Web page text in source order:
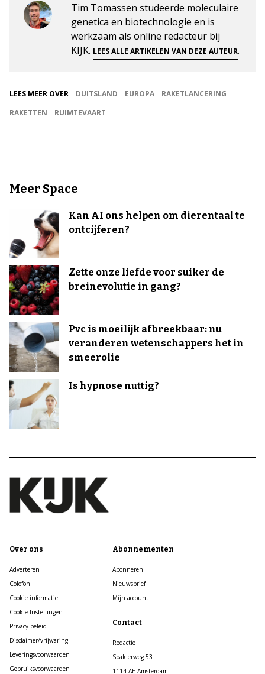
Tim Tomassen studeerde moleculaire
genetica en biotechnologie en is
werkzaam als online redacteur bij
KIJK. LEES ALLE ARTIKELEN VAN DEZE AUTEUR.
LEES MEER OVER DUITSLAND EUROPA
RAKETLANCERING
RAKETTEN
RUIMTEVAART
Meer Space
Kan AI ons helpen om dierentaal te
ontcijferen?
Zette onze liefde voor suiker de
breinevolutie in gang?
Pvc is moeilijk afbreekbaar: nu
veranderen wetenschappers het in
smeerolie
Is hypnose nuttig?
Over ons
Adverteren
Colofon
Cookie informatie
Cookie Instellingen
Privacy beleid
Disclaimer/vrijwaring
Leveringsvoorwaarden
Gebruiksvoorwaarden
Abonnementen
Abonneren
Nieuwsbrief
Mijn account
Contact
Redactie
Spaklerweg 53
1114 AE Amsterdam